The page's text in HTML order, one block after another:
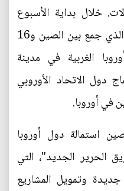
خلال بداية الأسبوع
الجاري، انعقد مؤتمر "16+1" الذي جمع بين الصين و16
الغربية في مدينة
دول الاتحاد الأوروبي
في أوروبا.
استمالة دول أوروبا
الحرير الجديد"، التي
وتمويل المشاريع